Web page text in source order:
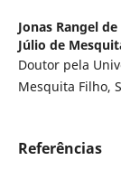
Jonas Rangel
Júlio de
Doutor pela
Mesquita Filho,
Referências